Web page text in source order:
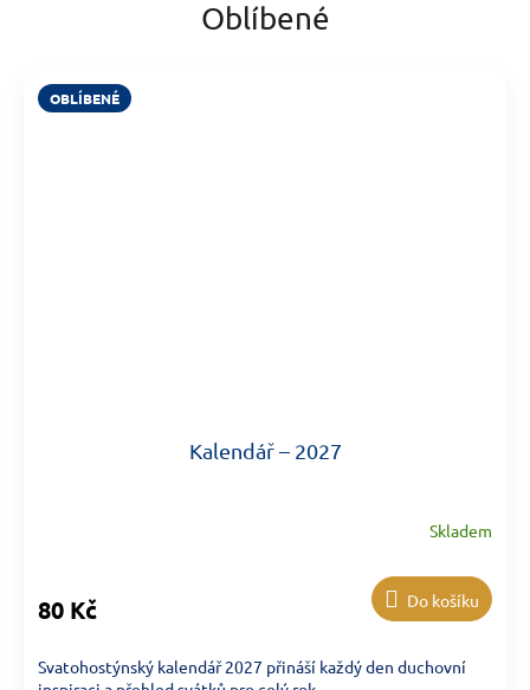
Oblíbené
OBLÍBENÉ
Kalendář – 2027
Skladem
80 Kč Do košíku
Svatohostýnský kalendář 2027 přináší každý den duchovní